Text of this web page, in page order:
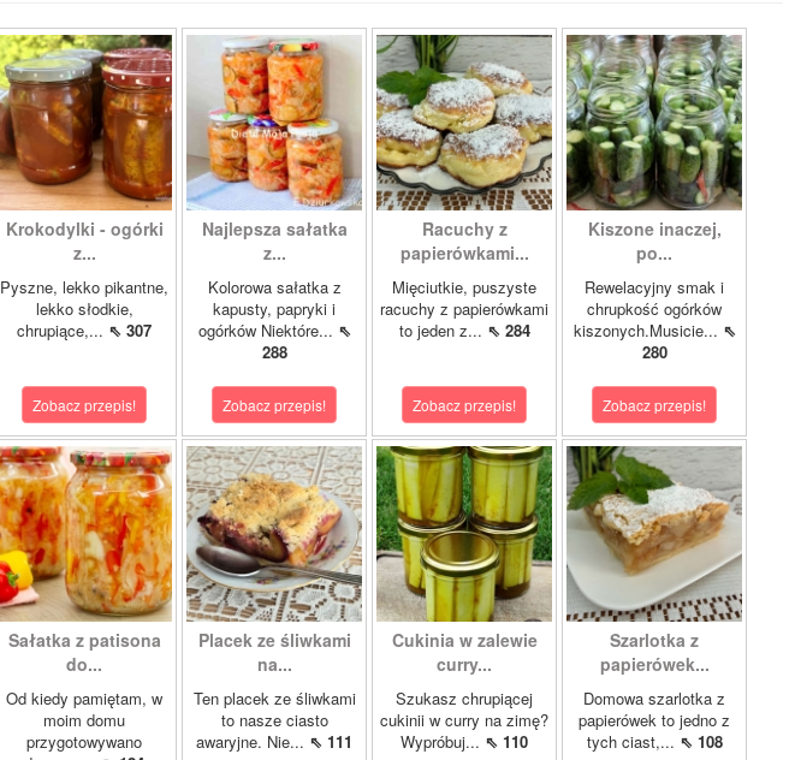
Krokodylki - ogórki
z...
Pyszne, lekko pikantne,
lekko słodkie,
chrupiące,... ⇖ 307
Zobacz przepis!
Najlepsza sałatka
z...
Kolorowa sałatka z
kapusty, papryki i
ogórków Niektóre... ⇖
288
Zobacz przepis!
Racuchy z
papierówkami...
Mięciutkie, puszyste
racuchy z papierówkami
to jeden z... ⇖ 284
Zobacz przepis!
Kiszone inaczej,
po...
Rewelacyjny smak i
chrupkość ogórków
kiszonych.Musicie... ⇖
280
Zobacz przepis!
Sałatka z patisona
do...
Od kiedy pamiętam, w
moim domu
przygotowywano
Placek ze śliwkami
na...
Ten placek ze śliwkami
to nasze ciasto
awaryjne. Nie... ⇖ 111
Cukinia w zalewie
curry...
Szukasz chrupiącej
cukinii w curry na zimę?
Wypróbuj... ⇖ 110
Szarlotka z
papierówek...
Domowa szarlotka z
papierówek to jedno z
tych ciast,... ⇖ 108